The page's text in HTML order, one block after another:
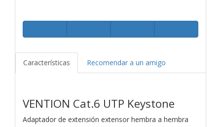
Características Recomendar a un amigo
VENTION Cat.6 UTP Keystone
Adaptador de extensión extensor hembra a hembra